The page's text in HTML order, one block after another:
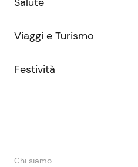
Viaggi e Turismo
Festività
Chi siamo